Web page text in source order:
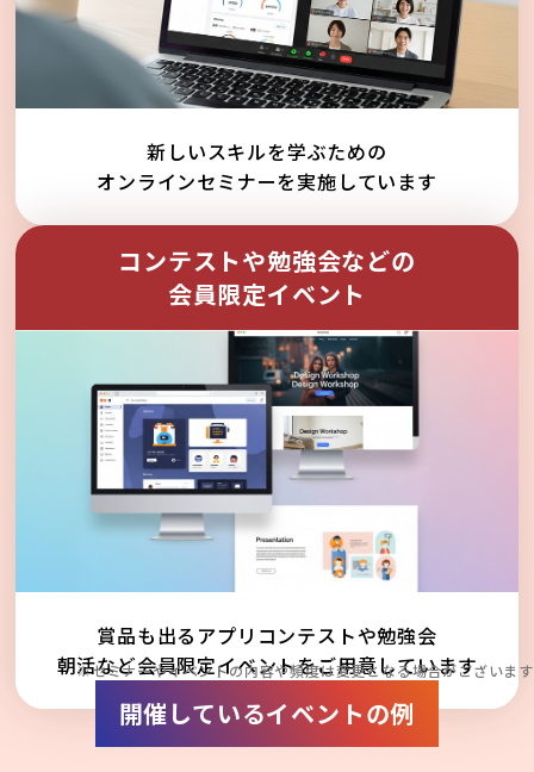
新しいスキルを学ぶための
オンラインセミナーを実施しています
コンテストや勉強会などの
会員限定イベント
賞品も出るアプリコンテストや勉強会
朝活など会員限定イベントをご用意しています
※セミナーやイベントの内容や頻度は変更となる場合がございます
開催しているイベントの例